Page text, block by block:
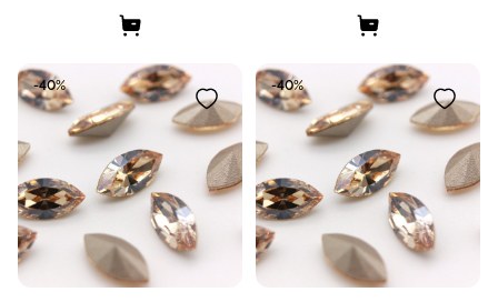
-40% -40%